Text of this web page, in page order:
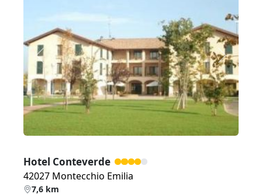
Zurück Weiter
Hotel Conteverde
42027 Montecchio Emilia
7,6 km